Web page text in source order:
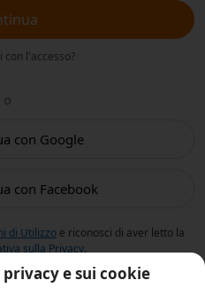
con l'accesso?
o
con Google
con Facebook
di Utilizzo e riconosci di aver letto la
sulla Privacy.
e sui cookie